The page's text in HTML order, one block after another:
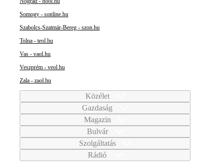
Somogy - sonline.hu
Szabolcs-Szatmár-Bereg - szon.hu
Tolna - teol.hu
Vas - vaol.hu
Veszprém - veol.hu
Zala - zaol.hu
Közélet
Gazdaság
Magazin
Bulvár
Szolgáltatás
Rádió